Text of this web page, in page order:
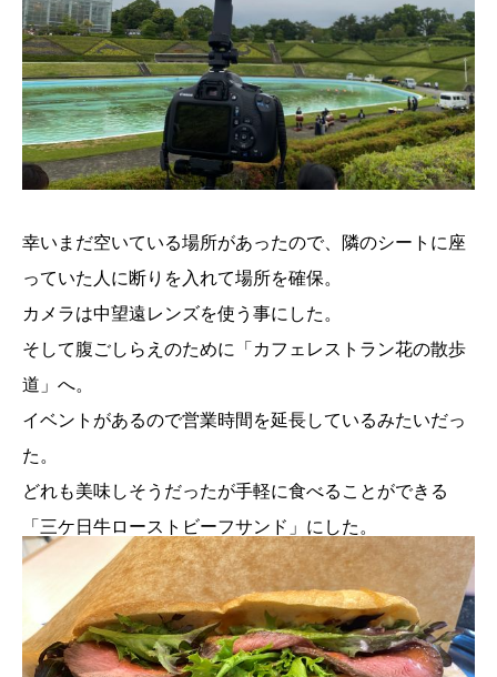
幸いまだ空いている場所があったので、隣のシートに座
っていた人に断りを入れて場所を確保。
カメラは中望遠レンズを使う事にした。
そして腹ごしらえのために「カフェレストラン花の散歩
道」へ。
イベントがあるので営業時間を延長しているみたいだっ
た。
どれも美味しそうだったが手軽に食べることができる
「三ケ日牛ローストビーフサンド」にした。